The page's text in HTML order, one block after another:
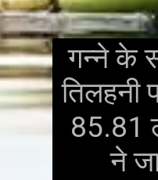
गन्ने के
तिलहनी
85.81
ने